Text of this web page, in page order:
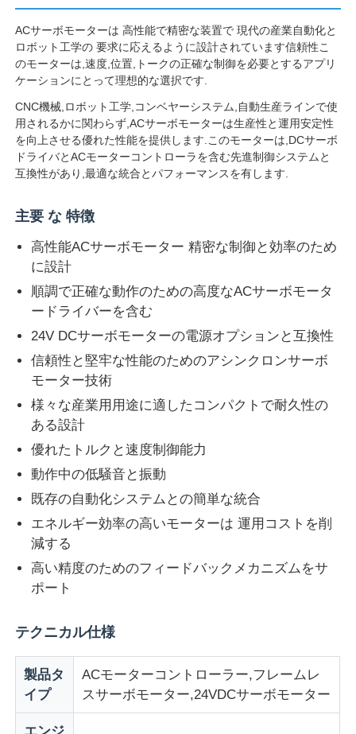
ホーム
ACサーボモーターは 高性能で精密な装置で 現代の産業自動化と
ロボット工学の 要求に応えるように設計されています信頼性こ
のモーターは,速度,位置,トークの正確な制御を必要とするアプリ
ケーションにとって理想的な選択です.
CNC機械,ロボット工学,コンベヤーシステム,自動生産ラインで使
用されるかに関わらず,ACサーボモーターは生産性と運用安定性
を向上させる優れた性能を提供します.このモーターは,DCサーボ
ドライバとACモーターコントローラを含む先進制御システムと
互換性があり,最適な統合とパフォーマンスを有します.
主要 な 特徴
高性能ACサーボモーター 精密な制御と効率のため
に設計
順調で正確な動作のための高度なACサーボモータ
ードライバーを含む
24V DCサーボモーターの電源オプションと互換性
信頼性と堅牢な性能のためのアシンクロンサーボ
モーター技術
様々な産業用用途に適したコンパクトで耐久性の
ある設計
優れたトルクと速度制御能力
動作中の低騒音と振動
既存の自動化システムとの簡単な統合
エネルギー効率の高いモーターは 運用コストを削
減する
高い精度のためのフィードバックメカニズムをサ
ポート
テクニカル仕様
製品タ
イプ
ACモーターコントローラー,フレームレ
スサーボモーター,24VDCサーボモーター
エンジ